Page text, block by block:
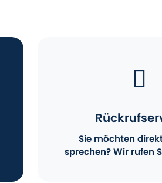
Sie möchten
sprechen? Wir rufen